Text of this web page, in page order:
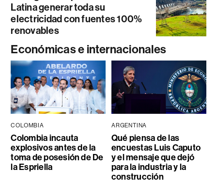
Latina generar toda su
electricidad con fuentes 100%
renovables
Económicas e internacionales
COLOMBIA
Colombia incauta
explosivos antes de la
toma de posesión de De
la Espriella
ARGENTINA
Qué piensa de las
encuestas Luis Caputo
y el mensaje que dejó
para la industria y la
construcción